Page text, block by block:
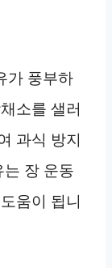
가 풍부하
소를 샐러
과식 방지
는 장 운동
움이 됩니